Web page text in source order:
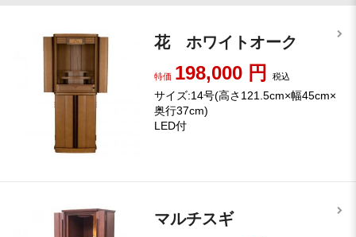
花 ホワイトオーク
特価 198,000 円税込
サイズ:14号(高さ121.5cm×幅45cm×
奥行37cm)
LED付
マルチスギ